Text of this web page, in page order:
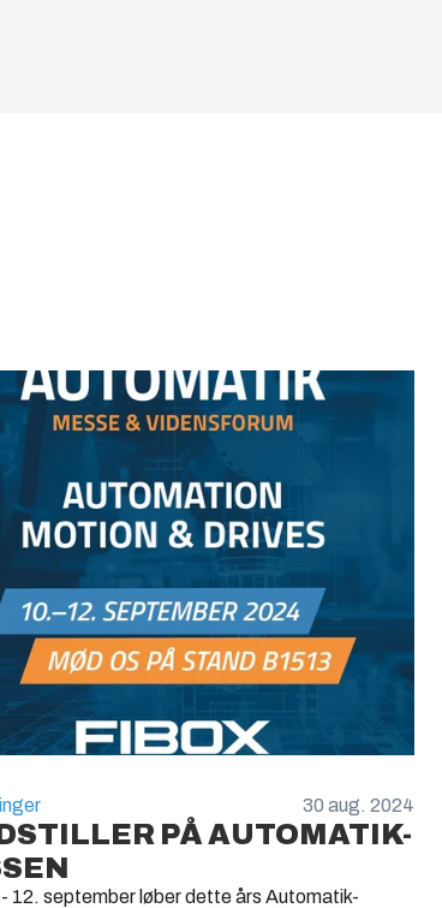
30 aug. 2024
PÅ AUTOMATIK-
12. september løber dette års Automatik-